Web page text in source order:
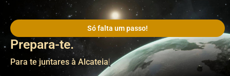
Só falta um passo!
Prepara-te.
Para te juntares à Alcateia!